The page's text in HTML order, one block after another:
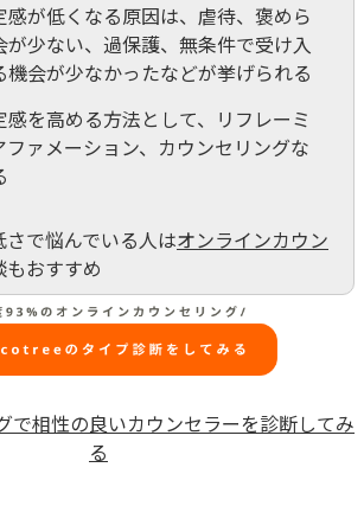
感が低くなる原因は、虐待、褒めら
が少ない、過保護、無条件で受け入
機会が少なかったなどが挙げられる
感を高める方法として、リフレーミ
ファメーション、カウンセリングな
で悩んでいる人はオンラインカウン
もおすすめ
で相性の良いカウンセラーを診断してみ
る